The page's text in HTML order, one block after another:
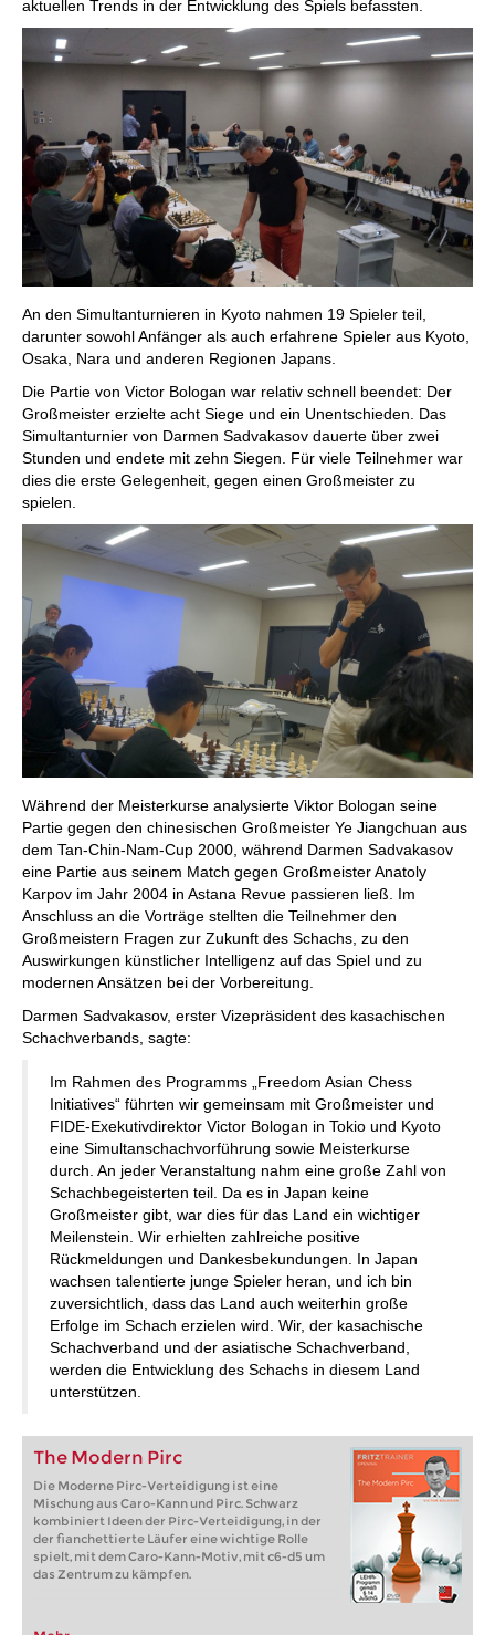
books.chessbase.com
aktuellen Trends in der Entwicklung des Spiels befassten.
An den Simultanturnieren in Kyoto nahmen 19 Spieler teil,
darunter sowohl Anfänger als auch erfahrene Spieler aus Kyoto,
Osaka, Nara und anderen Regionen Japans.
Die Partie von Victor Bologan war relativ schnell beendet: Der
Großmeister erzielte acht Siege und ein Unentschieden. Das
Simultanturnier von Darmen Sadvakasov dauerte über zwei
Stunden und endete mit zehn Siegen. Für viele Teilnehmer war
dies die erste Gelegenheit, gegen einen Großmeister zu
spielen.
Während der Meisterkurse analysierte Viktor Bologan seine
Partie gegen den chinesischen Großmeister Ye Jiangchuan aus
dem Tan-Chin-Nam-Cup 2000, während Darmen Sadvakasov
eine Partie aus seinem Match gegen Großmeister Anatoly
Karpov im Jahr 2004 in Astana Revue passieren ließ. Im
Anschluss an die Vorträge stellten die Teilnehmer den
Großmeistern Fragen zur Zukunft des Schachs, zu den
Auswirkungen künstlicher Intelligenz auf das Spiel und zu
modernen Ansätzen bei der Vorbereitung.
Darmen Sadvakasov, erster Vizepräsident des kasachischen
Schachverbands, sagte:
Im Rahmen des Programms „Freedom Asian Chess
Initiatives“ führten wir gemeinsam mit Großmeister und
FIDE-Exekutivdirektor Victor Bologan in Tokio und Kyoto
eine Simultanschachvorführung sowie Meisterkurse
durch. An jeder Veranstaltung nahm eine große Zahl von
Schachbegeisterten teil. Da es in Japan keine
Großmeister gibt, war dies für das Land ein wichtiger
Meilenstein. Wir erhielten zahlreiche positive
Rückmeldungen und Dankesbekundungen. In Japan
wachsen talentierte junge Spieler heran, und ich bin
zuversichtlich, dass das Land auch weiterhin große
Erfolge im Schach erzielen wird. Wir, der kasachische
Schachverband und der asiatische Schachverband,
werden die Entwicklung des Schachs in diesem Land
unterstützen.
The Modern Pirc
Die Moderne Pirc-Verteidigung ist eine
Mischung aus Caro-Kann und Pirc. Schwarz
kombiniert Ideen der Pirc-Verteidigung, in der
der fianchettierte Läufer eine wichtige Rolle
spielt, mit dem Caro-Kann-Motiv, mit c6-d5 um
das Zentrum zu kämpfen.